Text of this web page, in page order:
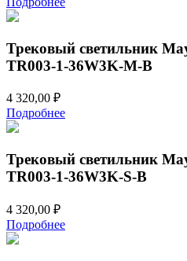
Трековый светильник
TR003-1-36W3K-M-B
4 320,00 ₽
Подробнее
Трековый светильник
TR003-1-36W3K-S-B
4 320,00 ₽
Подробнее